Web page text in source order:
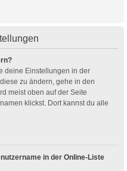
deine Einstellungen in der
zu ändern, gehe in den
meist oben auf der Seite
klickst. Dort kannst du alle
in der Online-Liste